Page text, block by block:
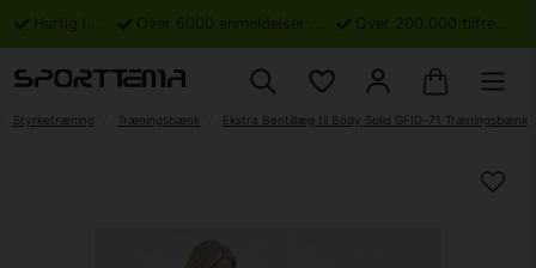
Hurtig levering Over 6000 anmeldelser på Trustpilot Over 200.000 tilfredse kunder
Styrketræning Træningsbænk Ekstra Bentillæg til Body Solid GFID-71 Træningsbænk